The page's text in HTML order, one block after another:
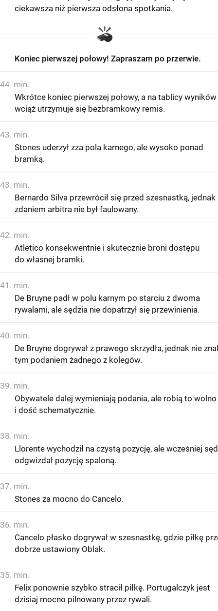
ciekawsza niż pierwsza odsłona spotkania.
Koniec pierwszej połowy! Zapraszam po przerwie.
44. min.
Wkrótce koniec pierwszej połowy, a na tablicy wyników
wciąż utrzymuje się bezbramkowy remis.
43. min.
Stones uderzył zza pola karnego, ale wysoko ponad
bramką.
43. min.
Bernardo Silva przewrócił się przed szesnastką, jednak
zdaniem arbitra nie był faulowany.
42. min.
Atletico konsekwentnie i skutecznie broni dostępu
do własnej bramki.
41. min.
De Bruyne padł w polu karnym po starciu z dwoma
rywalami, ale sędzia nie dopatrzył się przewinienia.
40. min.
De Bruyne dogrywał z prawego skrzydła, jednak nie
tym podaniem żadnego z kolegów.
39. min.
Obywatele dalej wymieniają podania, ale robią to wolno
i dość schematycznie.
38. min.
Llorente wychodził na czystą pozycję, ale wcześniej
odgwizdał pozycję spaloną.
37. min.
Stones za mocno do Cancelo.
36. min.
Cancelo płasko dogrywał w szesnastkę, gdzie piłkę
dobrze ustawiony Oblak.
35. min.
Felix ponownie szybko stracił piłkę. Portugalczyk jest
dzisiaj mocno pilnowany przez rywali.